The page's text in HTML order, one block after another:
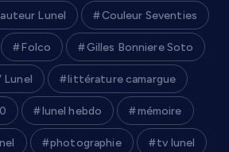
auteur Lunel Couleur Seventies
Folco Gilles Bonniere Soto
Lunel littérature camargue
lunel hebdo mémoire
photographie tv lunel